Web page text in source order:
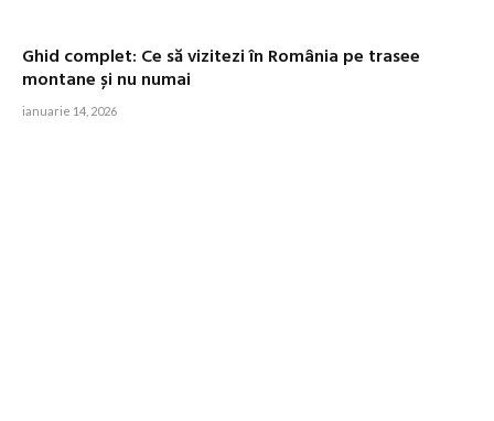
Ghid complet: Ce să vizitezi în România pe trasee
montane și nu numai
ianuarie 14, 2026